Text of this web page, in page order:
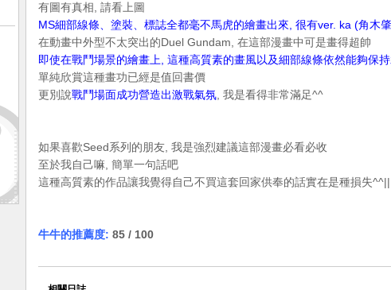
有圖有真相, 請看上圖
MS細部線條、塗裝、標誌全都毫不馬虎的繪畫出來, 很有ver. ka (角木
在動畫中外型不太突出的Duel Gundam, 在這部漫畫中可是畫得超帥
即使在戰鬥場景的繪畫上, 這種高質素的畫風以及細部線條依然能夠保
單純欣賞這種畫功已經是值回書價
更別說戰鬥場面成功營造出激戰氣氛 , 我是看得非常滿足^^
如果喜歡Seed系列的朋友, 我是強烈建議這部漫畫必看必收
至於我自己嘛, 簡單一句話吧
這種高質素的作品讓我覺得自己不買這套回家供奉的話實在是種損失^^||
牛牛的推薦度: 85 / 100